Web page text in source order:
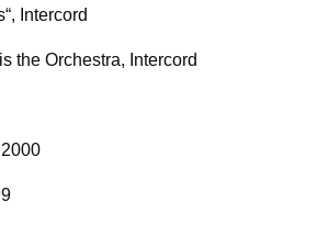
Intercord
the Orchestra, Intercord